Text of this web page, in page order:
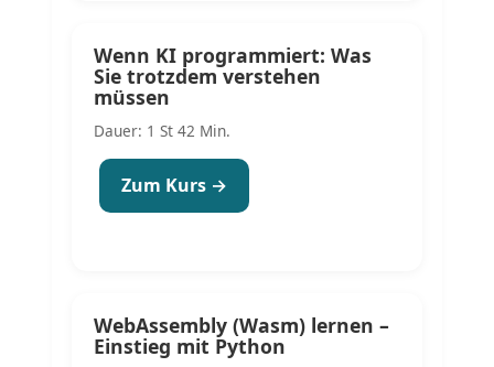
Wenn KI programmiert: Was
Sie trotzdem verstehen
müssen
Dauer: 1 St 42 Min.
Zum Kurs →
WebAssembly (Wasm) lernen –
Einstieg mit Python